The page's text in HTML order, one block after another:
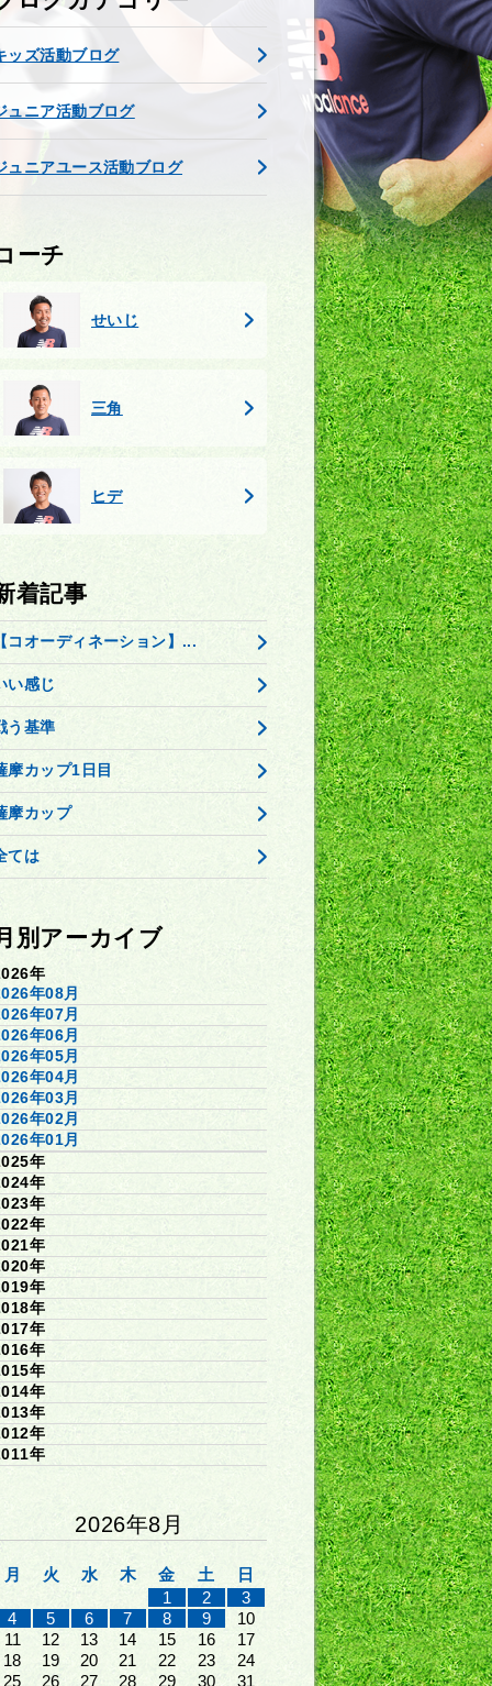
ッズ活動ブログ
ュニア活動ブログ
ュニアユース活動ブログ
ーチ
せいじ
三角
ヒデ
着記事
コオーディネーション】...
い感じ
う基準
摩カップ1日目
摩カップ
ては
別アーカイブ
年
年08月
年07月
年06月
年05月
年04月
年03月
年02月
年01月
年
年
年
年
年
年
年
年
年
年
年
年
年
年
年
2026年8月
月 火 水 木 金 土
日
1
2
3
4
5 6 7 8 9
10
11
12 13 14 15 16
17
18
19 20 21 22 23
24
25
26 27 28 29 30 31